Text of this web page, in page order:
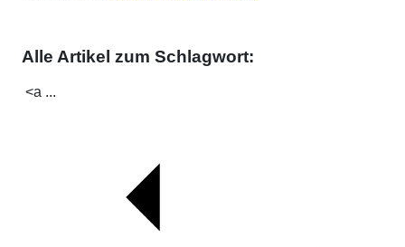
Alle Artikel zum Schlagwort:
<a ...